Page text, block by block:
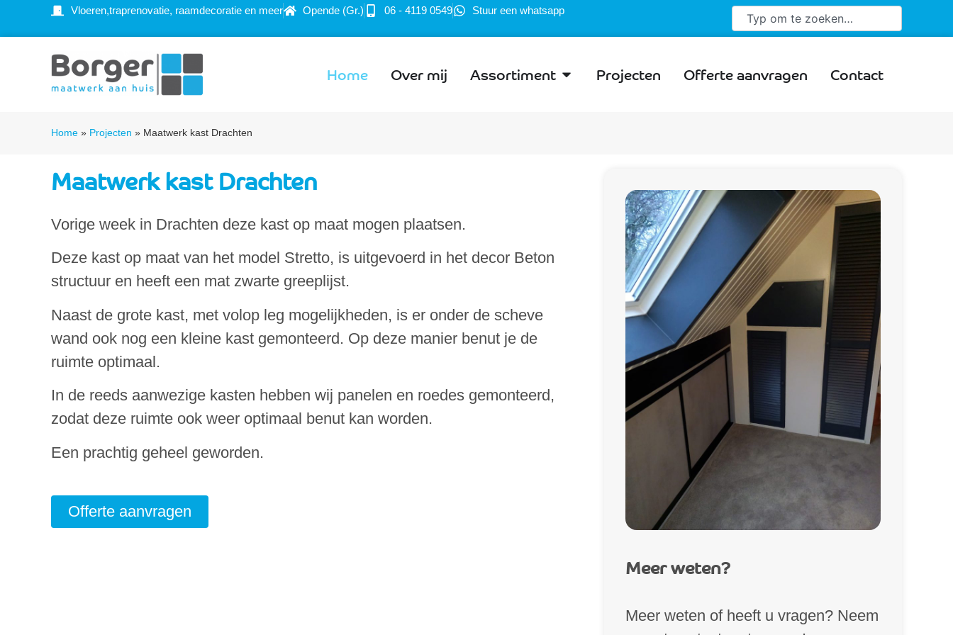
Vloeren,traprenovatie, raamdecoratie en meer Opende (Gr.) 06 - 4119 0549 Stuur een whatsapp
Home Over mij Assortiment Projecten Offerte aanvragen Contact
Home » Projecten » Maatwerk kast Drachten
Maatwerk kast Drachten
Vorige week in Drachten deze kast op maat mogen plaatsen.
Deze kast op maat van het model Stretto, is uitgevoerd in het decor Beton
structuur en heeft een mat zwarte greeplijst.
Naast de grote kast, met volop leg mogelijkheden, is er onder de scheve
wand ook nog een kleine kast gemonteerd. Op deze manier benut je de
ruimte optimaal.
In de reeds aanwezige kasten hebben wij panelen en roedes gemonteerd,
zodat deze ruimte ook weer optimaal benut kan worden.
Een prachtig geheel geworden.
Offerte aanvragen
Meer weten?
Meer weten of heeft u vragen? Neem